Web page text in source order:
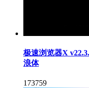
极速浏览器X
浪体
173759